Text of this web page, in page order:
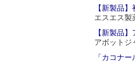
【新製品
エスエス製
【新製品
アボットジ
「カコナ